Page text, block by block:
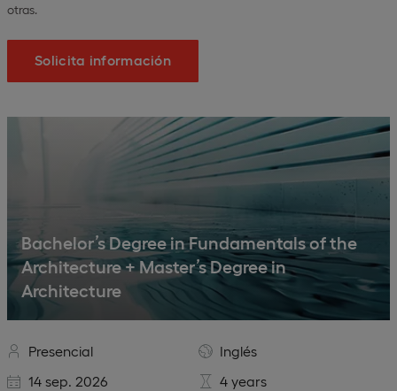
otras.
Solicita información
Bachelor’s Degree in Fundamentals of the
Architecture + Master’s Degree in
Architecture
Presencial
Inglés
14 sep. 2026
4 years